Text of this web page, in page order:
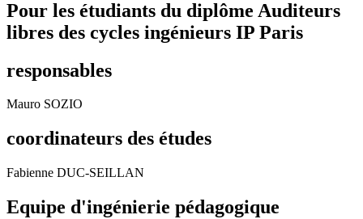
Pour les étudiants du diplôme Auditeurs
libres des cycles ingénieurs IP Paris
responsables
Mauro SOZIO
coordinateurs des études
Fabienne DUC-SEILLAN
Equipe d'ingénierie pédagogique